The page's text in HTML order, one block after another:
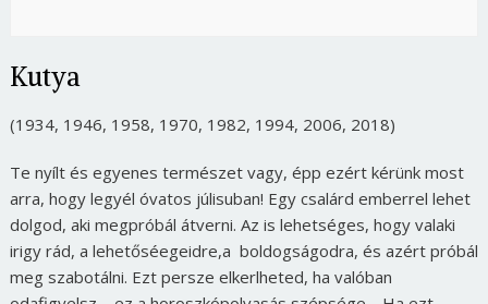
Kutya
(1934, 1946, 1958, 1970, 1982, 1994, 2006, 2018)
Te nyílt és egyenes természet vagy, épp ezért kérünk most
arra, hogy legyél óvatos júlisuban! Egy csalárd emberrel lehet
dolgod, aki megpróbál átverni. Az is lehetséges, hogy valaki
irigy rád, a lehetőséegeidre,a boldogságodra, és azért próbál
meg szabotálni. Ezt persze elkerlheted, ha valóban